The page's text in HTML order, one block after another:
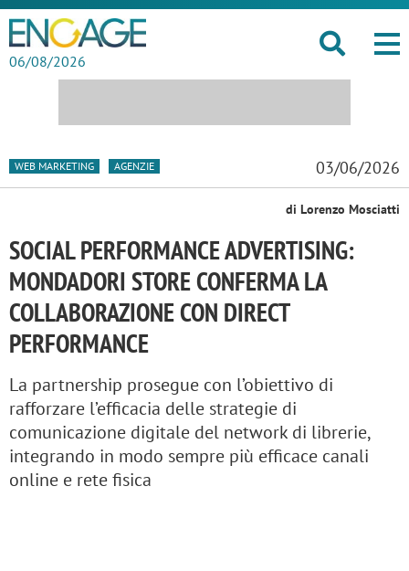
06/08/2026
WEB MARKETING AGENZIE 03/06/2026
di Lorenzo Mosciatti
SOCIAL PERFORMANCE ADVERTISING:
MONDADORI STORE CONFERMA LA
COLLABORAZIONE CON DIRECT
PERFORMANCE
La partnership prosegue con l’obiettivo di
rafforzare l’efficacia delle strategie di
comunicazione digitale del network di librerie,
integrando in modo sempre più efficace canali
online e rete fisica